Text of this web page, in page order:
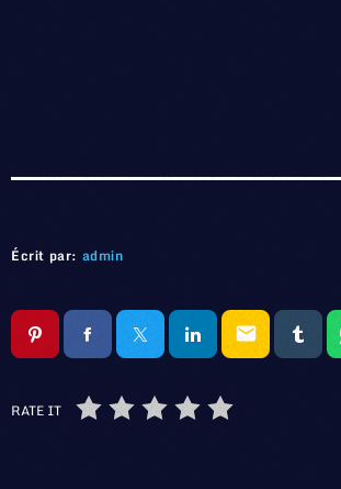
Écrit par: admin
email
RATE IT